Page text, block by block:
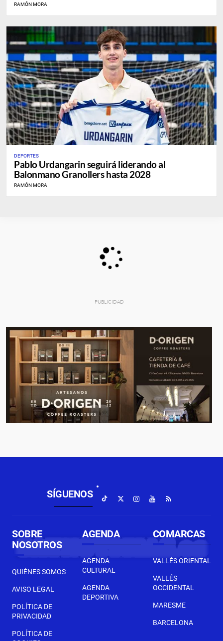
RAMÓN MORA
DEPORTES
Pablo Urdangarin seguirá liderando al
Balonmano Granollers hasta 2028
RAMÓN MORA
SÍGUENOS
SOBRE
NOSOTROS
QUIÉNES SOMOS
AVISO LEGAL
POLÍTICA DE
PRIVACIDAD
POLÍTICA DE
AGENDA
AGENDA
CULTURAL
AGENDA
DEPORTIVA
COMARCAS
VALLÉS ORIENTAL
VALLÉS
OCCIDENTAL
MARESME
BARCELONA